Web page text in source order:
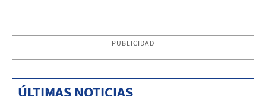
PUBLICIDAD